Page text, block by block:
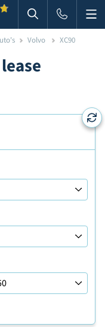
Zoeken in
Volvo XC90